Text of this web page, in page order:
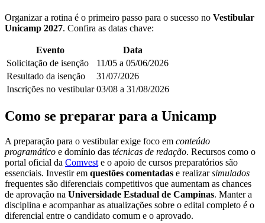
Organizar a rotina é o primeiro passo para o sucesso no Vestibular
Unicamp 2027. Confira as datas chave:
Evento
Data
Solicitação de isenção
11/05 a 05/06/2026
Resultado da isenção
31/07/2026
Inscrições no vestibular 03/08 a 31/08/2026
Como se preparar para a Unicamp
A preparação para o vestibular exige foco em conteúdo
programático e domínio das técnicas de redação. Recursos como o
portal oficial da Comvest e o apoio de cursos preparatórios são
essenciais. Investir em questões comentadas e realizarsimulados
frequentes são diferenciais competitivos que aumentam as chances
de aprovação na Universidade Estadual de Campinas. Manter a
disciplina e acompanhar as atualizações sobre o edital completo é o
diferencial entre o candidato comum e o aprovado.